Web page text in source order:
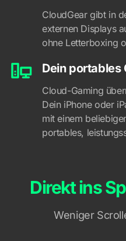
CloudGear gibt in
externen Displays
ohne Letterboxing
Dein portables
Cloud-Gaming
Dein iPhone oder
mit einem
portables,
Direkt ins
Weniger